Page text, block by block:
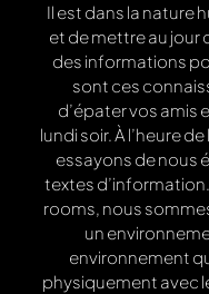
Il est dans la nature
et de mettre au jour
des informations
sont ces
d’épater vos amis
lundi soir. À l’heure
essayons de nous
textes
rooms, nous
un
environnement
physiquement avec